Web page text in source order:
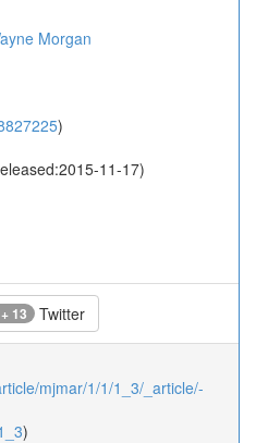
Morgan
)
11-17)
13 Twitter
mjmar/1/1/1_3/_article/-
)